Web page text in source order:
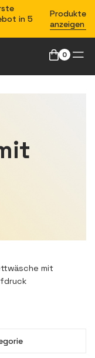
in 5
Produkte
anzeigen
0
mit